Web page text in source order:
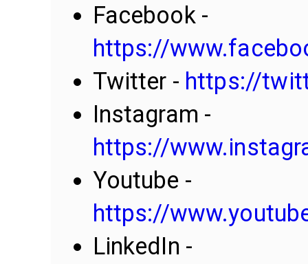
Facebook -
https://
Twitter - https://
Instagram -
https://
Youtube -
https://
LinkedIn -